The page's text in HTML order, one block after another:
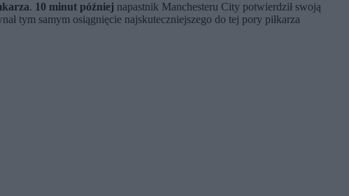
. 10 minut później napastnik Manchesteru City potwierdził swoją
tym samym osiągnięcie najskuteczniejszego do tej pory piłkarza